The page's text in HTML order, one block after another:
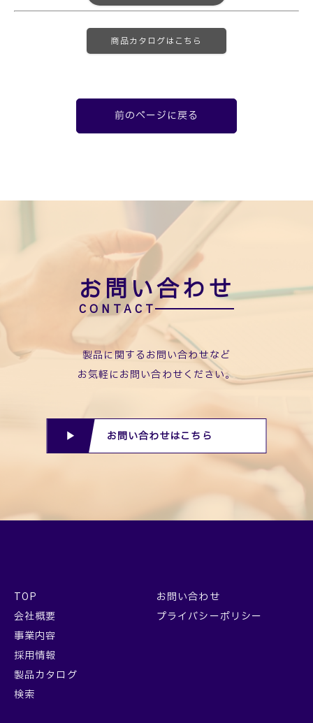
商品カタログはこちら
前のページに戻る
お問い合わせ
製品に関するお問い合わせなど
お気軽にお問い合わせください。
お問い合わせはこちら
TOP
会社概要
事業内容
採用情報
製品カタログ
検索
お問い合わせ
プライバシーポリシー